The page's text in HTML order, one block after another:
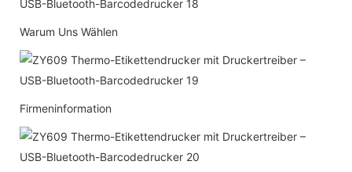
Warum Uns Wählen
Firmeninformation